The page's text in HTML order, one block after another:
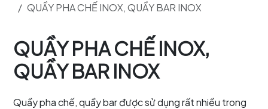
QUẦY PHA CHẾ INOX, QUẦY BAR INOX
QUẦY PHA CHẾ INOX,
QUẦY BAR INOX
Quầy pha chế, quầy bar được sử dụng rất nhiều trong